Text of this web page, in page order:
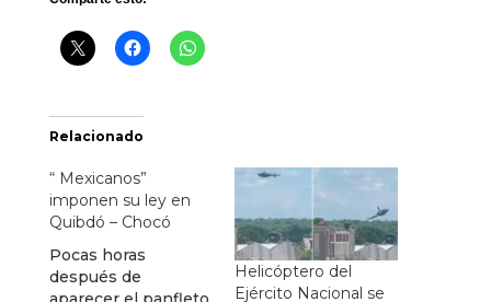
Relacionado
“ Mexicanos”
imponen su ley en
Quibdó – Chocó
Pocas horas
después de
Helicóptero del
Ejército Nacional se